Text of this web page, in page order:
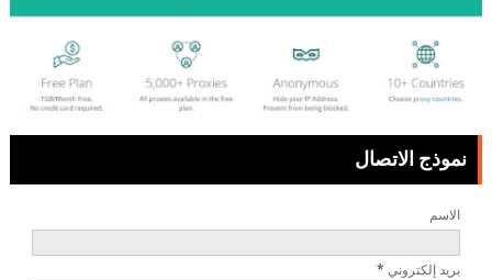
نموذج الاتصال
الاسم
بريد إلكتروني *